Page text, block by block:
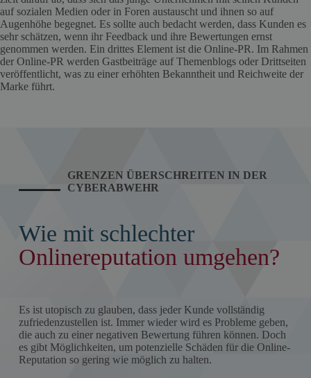
auf sozialen Medien oder in Foren austauscht und ihnen so auf
Augenhöhe begegnet. Es sollte auch bedacht werden, dass Kunden es
sehr schätzen, wenn ihr Feedback und ihre Bewertungen ernst
genommen werden. Ein drittes Element ist die Online-PR. Im Rahmen
der Online-PR werden Gastbeiträge auf Themenblogs oder Drittseiten
veröffentlicht, was zu einer erhöhten Bekanntheit und Reichweite der
Marke führt.
GRENZEN ÜBERSCHREITEN IN DER
CYBERABWEHR
Wie mit schlechter
Onlinereputation umgehen?
Es ist utopisch zu glauben, dass jeder Kunde vollständig
zufriedenzustellen ist. Immer wieder wird es Probleme geben,
die auch zu einer negativen Bewertung führen können. Doch
es gibt Möglichkeiten, um potenzielle Schäden für die Online-
Reputation so gering wie möglich zu halten.